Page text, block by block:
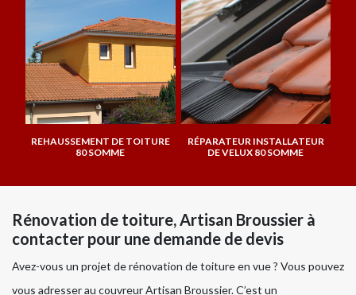
REHAUSSEMENT DE TOITURE
80 SOMME
RÉPARATEUR INSTALLATEUR
DE VELUX 80 SOMME
Rénovation de toiture, Artisan Broussier à
contacter pour une demande de devis
Avez-vous un projet de rénovation de toiture en vue ? Vous pouvez
vous adresser au couvreur Artisan Broussier. C’est un